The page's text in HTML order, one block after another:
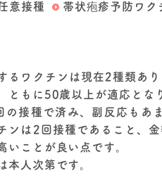
意接種 帯状疱疹予防ワク
るワクチンは現在2種類あ
ともに50歳以上が適応とな
の接種で済み、副反応もあ
ンは2回接種であること、
いことが良い点です。
本人次第です。